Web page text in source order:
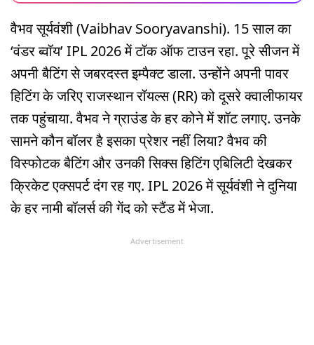
वैभव सूर्यवंशी (Vaibhav Sooryavanshi). 15 साल का
‘वंडर ब्वॉय’ IPL 2026 में टॉक ऑफ टाउन रहा. पूरे सीजन में
अपनी बैटिंग से जबरदस्त इम्पैक्ट डाला. उन्होंने अपनी पावर
हिटिंग के जरिए राजस्थान रॉयल्स (RR) को दूसरे क्वालीफायर
तक पहुंचाया. वैभव ने ग्राउंड के हर कोने में शॉट लगाए. उनके
सामने कौन बॉलर है इसका प्रेशर नहीं लिया? वैभव की
विस्फोटक बैटिंग और उनकी सिक्स हिटिंग एबिलिटी देखकर
क्रिकेट एक्सपर्ट दंग रह गए. IPL 2026 में सूर्यवंशी ने दुनिया
के हर नामी बॉलर्स की गेंद को स्टैंड में भेजा.
Advertisement